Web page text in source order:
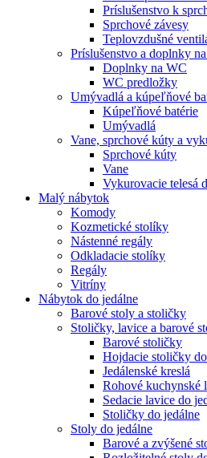
Príslušenstvo k
Sprchové závesy
Teplovzdušné
Príslušenstvo a doplnky
Doplnky na WC
WC predložky
Umývadlá a kúpeľňové
Kúpeľňové batérie
Umývadlá
Vane, sprchové kúty a
Sprchové kúty
Vane
Vykurovacie telesá
Malý nábytok
Komody
Kozmetické stolíky
Nástenné regály
Odkladacie stolíky
Regály
Vitríny
Nábytok do jedálne
Barové stoly a stoličky
Stoličky, lavice a barové
Barové stoličky
Hojdacie stoličky
Jedálenské kreslá
Rohové kuchynské
Sedacie lavice do
Stoličky do jedálne
Stoly do jedálne
Barové a zvýšené